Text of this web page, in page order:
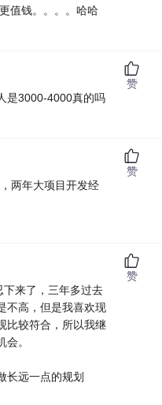
值钱。。。。哈哈
是3000-4000真的吗
赞
两年大项目开发经
赞
来了，三年多过去
不高，但是我喜欢现
比较符合，所以我继
。
长远一点的规划
赞